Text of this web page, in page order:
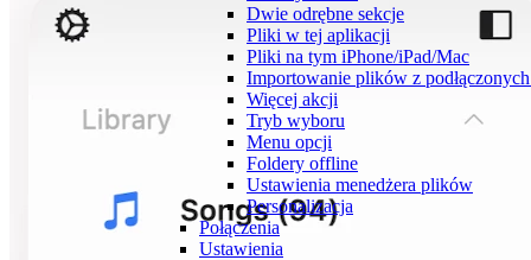
Dwie odrębne sekcje
Pliki w tej aplikacji
Pliki na tym iPhone/iPad/Mac
Importowanie plików z
Więcej akcji
Tryb wyboru
Menu opcji
Foldery offline
Ustawienia menedżera plików
Personalizacja
Połączenia
Ustawienia